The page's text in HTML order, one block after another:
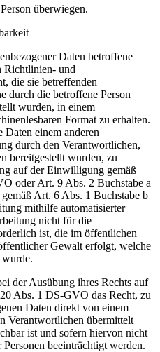
überwiegen.
Daten betroffene
Richtlinien- und
die sie betreffenden
durch die betroffene Person
wurden, in einem
Format zu erhalten.
Daten einem anderen
durch den Verantwortlichen,
bereitgestellt wurden, zu
auf der Einwilligung gemäß
oder Art. 9 Abs. 2 Buchstabe a
Art. 6 Abs. 1 Buchstabe b
mithilfe automatisierter
nicht für die
ist, die im öffentlichen
Gewalt erfolgt, welche
der Ausübung ihres Rechts auf
Abs. 1 DS-GVO das Recht, zu
Daten direkt von einem
Verantwortlichen übermittelt
ist und sofern hiervon nicht
beeinträchtigt werden.